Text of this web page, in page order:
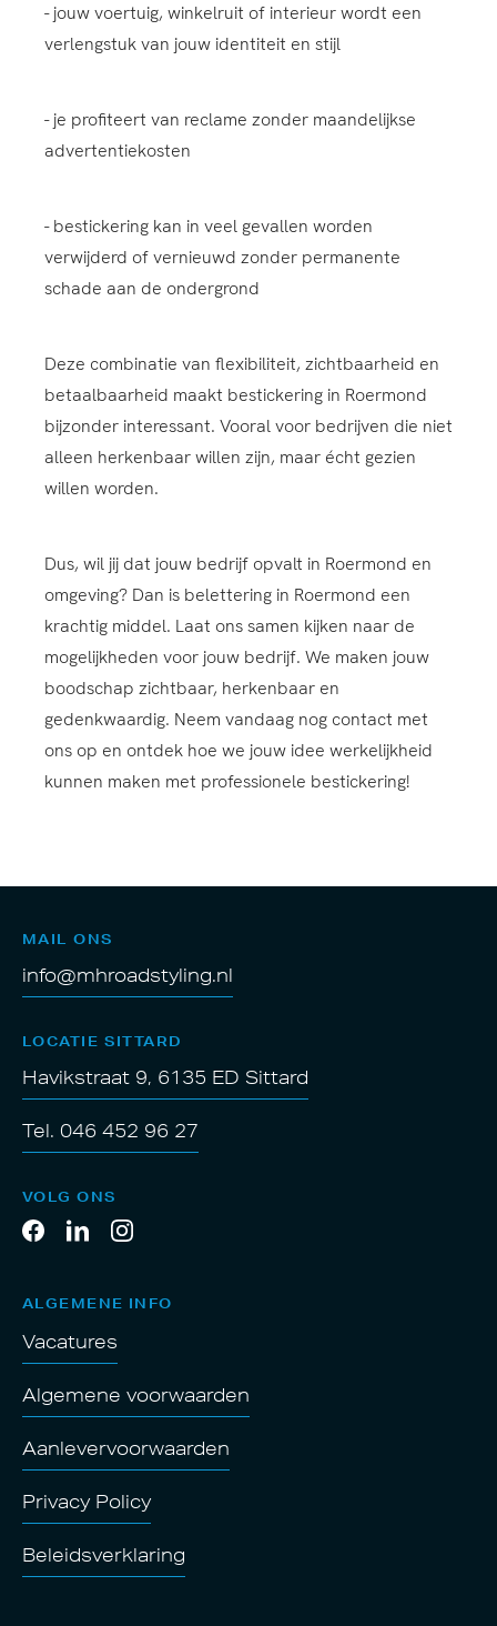
- jouw voertuig, winkelruit of interieur wordt een
verlengstuk van jouw identiteit en stijl
- je profiteert van reclame zonder maandelijkse
advertentiekosten
- bestickering kan in veel gevallen worden
verwijderd of vernieuwd zonder permanente
schade aan de ondergrond
Deze combinatie van flexibiliteit, zichtbaarheid en
betaalbaarheid maakt bestickering in Roermond
bijzonder interessant. Vooral voor bedrijven die niet
alleen herkenbaar willen zijn, maar écht gezien
willen worden.
Dus, wil jij dat jouw bedrijf opvalt in Roermond en
omgeving? Dan is belettering in Roermond een
krachtig middel. Laat ons samen kijken naar de
mogelijkheden voor jouw bedrijf. We maken jouw
boodschap zichtbaar, herkenbaar en
gedenkwaardig. Neem vandaag nog contact met
ons op en ontdek hoe we jouw idee werkelijkheid
kunnen maken met professionele bestickering!
MAIL ONS
info@mhroadstyling.nl
LOCATIE SITTARD
Havikstraat 9, 6135 ED Sittard
Tel. 046 452 96 27
VOLG ONS
ALGEMENE INFO
Vacatures
Algemene voorwaarden
Aanlevervoorwaarden
Privacy Policy
Beleidsverklaring